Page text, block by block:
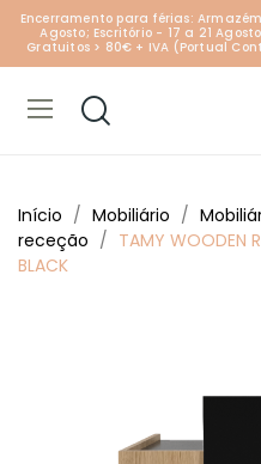
Encerramento para férias:
Agosto; Escritório - 17 a 21
Gratuitos > 80€ + IVA (Portual
Início Mobiliário
receção
TAMY WOODEN
BLACK